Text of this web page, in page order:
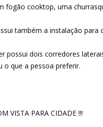
fogão cooktop, uma
também a instalação para
possui dois corredores
que a pessoa preferir.
VISTA PARA CIDADE !!!